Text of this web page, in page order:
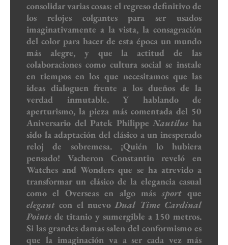
consolidar varias cosas: el regreso definitivo de
los relojes colgantes para ser usados
imaginativamente a la vista, la consagración
del color para hacer de esta época un mundo
más alegre, y que la actitud de las
colaboraciones como cultura social se instale
en tiempos en los que necesitamos que las
ideas dialoguen frente a los dueños de la
verdad inmutable. Y hablando de
aperturismo, la pieza más comentada del 50
Aniversario del Patek PhilippeNautilus ha
sido la adaptación del clásico a un inesperado
reloj de sobremesa. ¡Quién lo hubiera
pensado! Vacheron Constantin reveló en
Watches and Wonders que se ha atrevido a
transformar un clásico de la elegancia casual
como el Overseas en algo más sportque
elegant con el nuevoDual Time Cardinal
Points de titanio y sumergible a 150 metros.
Si las grandes damas salen del conformismo es
que la imaginación va a ser cada vez más